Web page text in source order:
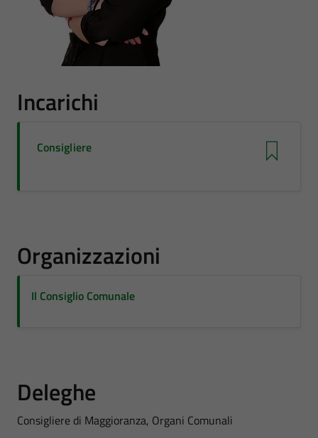
Incarichi
Consigliere
Organizzazioni
Il Consiglio Comunale
Deleghe
Consigliere di Maggioranza, Organi Comunali